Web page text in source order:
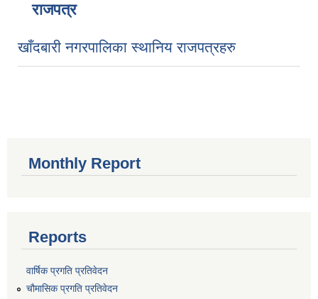
राजपत्र
खाँदबारी नगरपालिका स्थानिय राजपत्रहरु
Monthly Report
Reports
वार्षिक प्रगति प्रतिवेदन
चौमासिक प्रगति प्रतिवेदन